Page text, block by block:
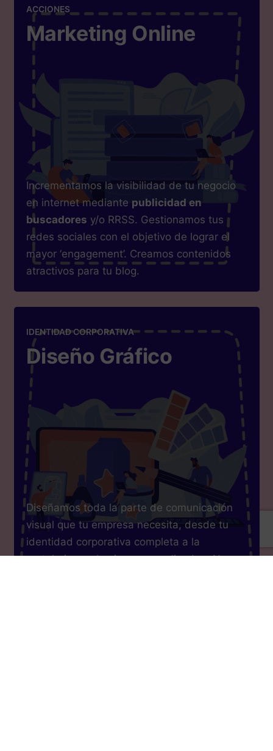
ACCIONES
Marketing Online
Incrementamos la visibilidad de tu negocio
en internet mediante publicidad en
buscadores y/o RRSS. Gestionamos tus
redes sociales con el objetivo de lograr el
mayor ‘engagement’. Creamos contenidos
atractivos para tu blog.
IDENTIDAD CORPORATIVA
Diseño Gráfico
Diseñamos toda la parte de comunicación
visual que tu empresa necesita, desde tu
identidad corporativa completa a la
carteleria, packaging personalizado... Nos